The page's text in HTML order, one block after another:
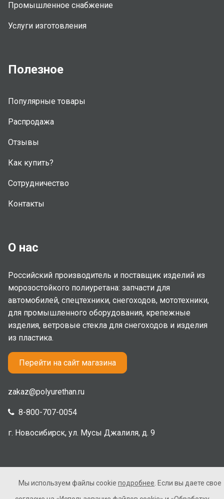
Промышленное снабжение
Услуги изготовления
Полезное
Популярные товары
Распродажа
Отзывы
Как купить?
Сотрудничество
Контакты
О нас
Российский производитель и поставщик изделий из
морозостойкого полиуретана: запчасти для
автомобилей, спецтехники, снегоходов, мототехники,
для промышленного оборудования, крепежные
изделия, ветровые стекла для снегоходов и изделия
из пластика.
Перейти на сайт магазина
zakaz@polyurethan.ru
8-800-707-0054
г. Новосибирск, ул. Мусы Джалиля, д. 9
2005-2026 © Полиуретан. Все права защищены. Не
Мы используем файлы cookie подробнее . Если вы даете свое